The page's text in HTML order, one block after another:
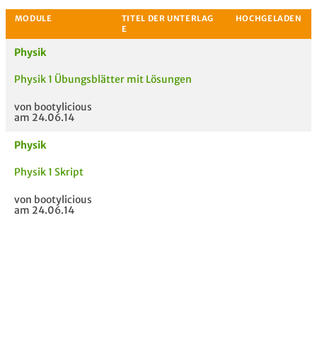
MODULE
Physik
Physik 1 Übungsblätter mit Lösungen
von bootylicious
am 24.06.14
Physik
Physik 1 Skript
von bootylicious
am 24.06.14